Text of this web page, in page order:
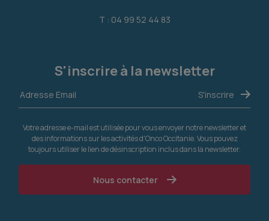
T : 04 99 52 44 83
S'inscrire à la newsletter
Votre adresse e-mail est utilisée pour vous envoyer notre newsletter et
des informations sur les activités d'Onco Occitanie. Vous pouvez
toujours utiliser le lien de désinscription inclus dans la newsletter.
Nous contacter